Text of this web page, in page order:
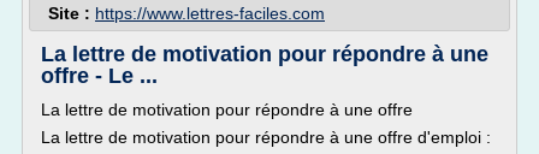
Site : https://www.lettres-faciles.com
La lettre de motivation pour répondre à une
offre - Le ...
La lettre de motivation pour répondre à une offre
La lettre de motivation pour répondre à une offre d'emploi :